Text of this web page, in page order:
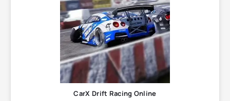
CarX Drift Racing Online